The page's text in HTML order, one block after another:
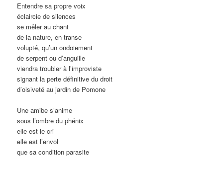
Entendre sa propre voix
éclaircie de silences
se mêler au chant
de la nature, en transe
volupté, qu’un ondoiement
de serpent ou d’anguille
viendra troubler à l’improviste
signant la perte définitive du droit
d’oisiveté au jardin de Pomone
Une amibe s’anime
sous l’ombre du phénix
elle est le cri
elle est l’envol
que sa condition parasite